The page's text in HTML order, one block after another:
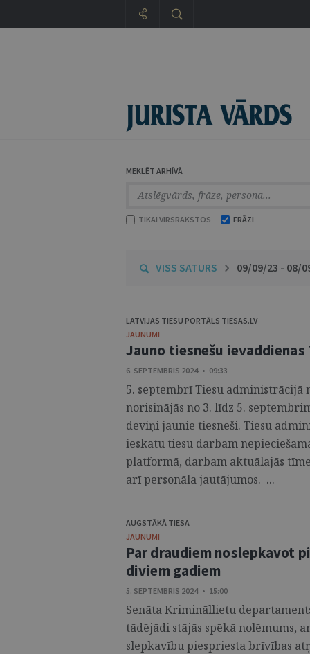
MEKLĒT ARHĪVĀ
TIKAI VIRSRAKSTOS FRĀZI
VISS SATURS 09/09/23 - 08/
LATVIJAS TIESU PORTĀLS TIESAS.LV
JAUNUMI
Jauno tiesnešu
6. SEPTEMBRIS 2024 • 09:33
5. septembrī Tiesu administrācijā
norisinājās no 3. līdz 5.
deviņi jaunie tiesneši. Tiesu
ieskatu tiesu darbam
platformā, darbam aktuālajās
arī personāla jautājumos. ...
AUGSTĀKĀ TIESA
JAUNUMI
Par draudiem noslepkavot
diviem gadiem
5. SEPTEMBRIS 2024 • 15:00
Senāta Krimināllietu
tādējādi stājās spēkā
slepkavību piespriesta brīvības